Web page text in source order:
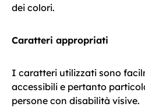
dei colori.
Caratteri appropriati
I caratteri utilizzati sono
accessibili e pertanto
persone con disabilità visive.